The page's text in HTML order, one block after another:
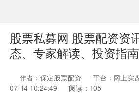
股票私募网 股票配资资
态、专家解读、投资指南
作者：保定股票配资 平台：网上实
07-14 10:24:49
阅读：105